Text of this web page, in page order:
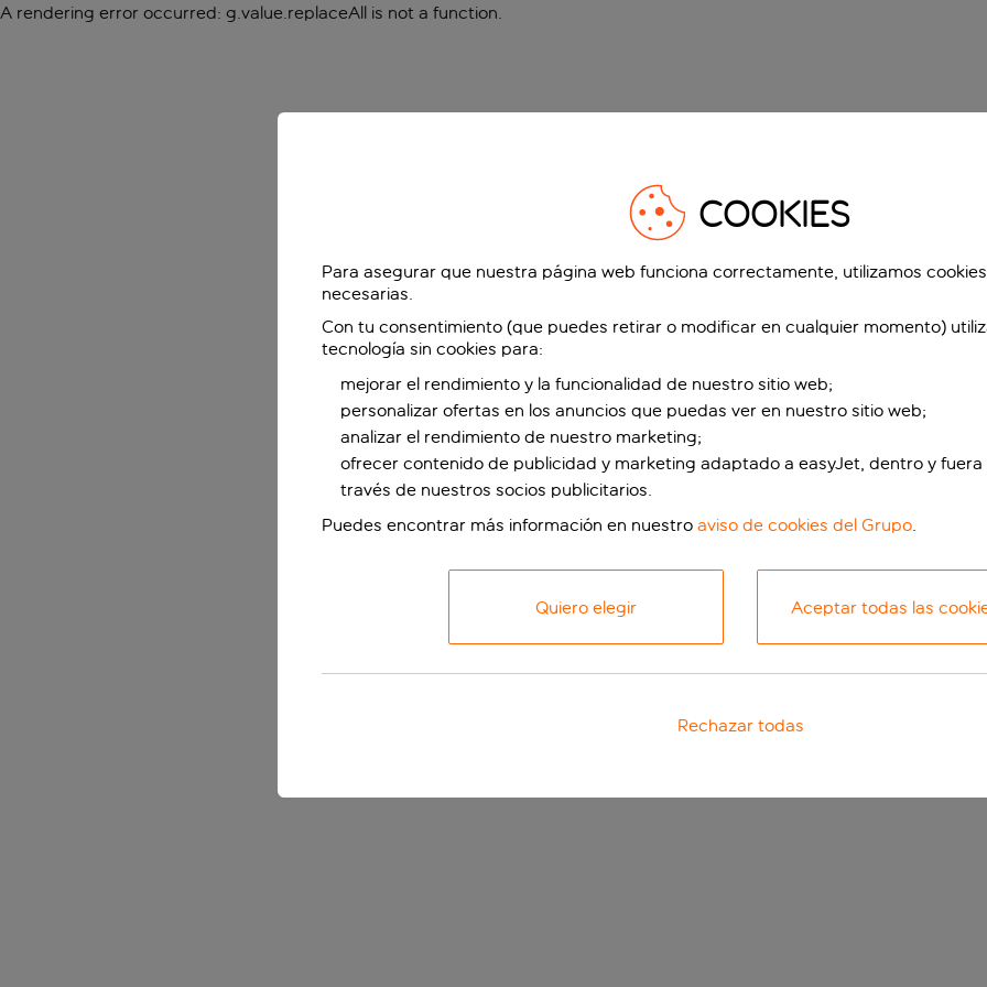
A rendering error occurred: g.value.replaceAll is not a function.
COOKIES
Para asegurar que nuestra página web funciona correctamente, utilizamos
necesarias.
Con tu consentimiento (que puedes retirar o modificar en cualquier momento)
tecnología sin cookies para:
mejorar el rendimiento y la funcionalidad de nuestro sitio web;
personalizar ofertas en los anuncios que puedas ver en nuestro sitio web;
analizar el rendimiento de nuestro marketing;
ofrecer contenido de publicidad y marketing adaptado a easyJet, dentro y
través de nuestros socios publicitarios.
Puedes encontrar más información en nuestro aviso de cookies del Grupo.
Quiero elegir Aceptar todas las
Rechazar todas